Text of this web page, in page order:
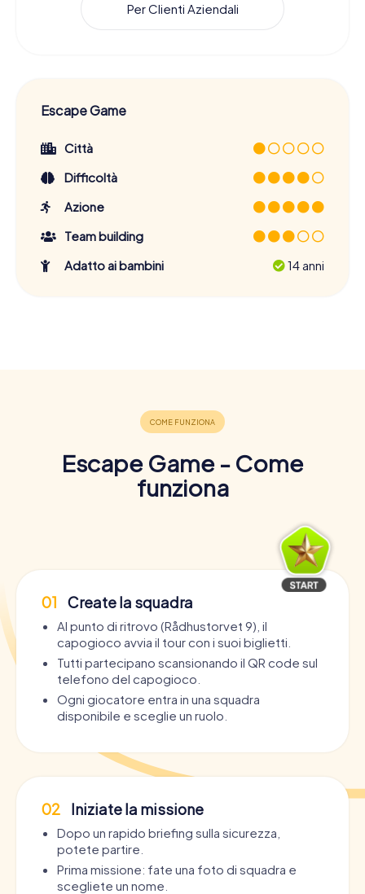
Per Clienti Aziendali
Escape Game
Città
Difficoltà
Azione
Team building
Adatto ai bambini
14 anni
Escape Game - Come
funziona
01 Create la squadra
Al punto di ritrovo (Rådhustorvet 9), il
capogioco avvia il tour con i suoi biglietti.
Tutti partecipano scansionando il QR code sul
telefono del capogioco.
Ogni giocatore entra in una squadra
disponibile e sceglie un ruolo.
02 Iniziate la missione
Dopo un rapido briefing sulla sicurezza,
potete partire.
Prima missione: fate una foto di squadra e
scegliete un nome.